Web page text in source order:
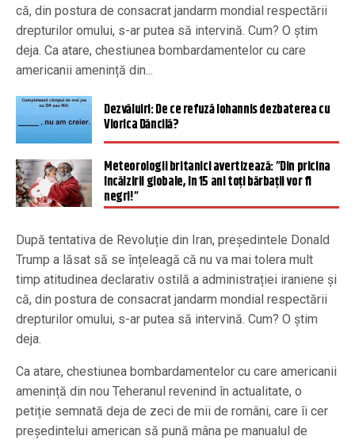
că, din postura de consacrat jandarm mondial respectării
drepturilor omului, s-ar putea să intervină. Cum? O știm
deja. Ca atare, chestiunea bombardamentelor cu care
americanii amenință din...
Dezvăluiri: De ce refuză Iohannis dezbaterea cu
Viorica Dăncilă?
Meteorologii britanici avertizează: ”Din pricina
încălzirii globale, în 15 ani toți bărbații vor fi
negri!”
După tentativa de Revoluție din Iran, președintele Donald
Trump a lăsat să se înțeleagă că nu va mai tolera mult
timp atitudinea declarativ ostilă a administrației iraniene și
că, din postura de consacrat jandarm mondial respectării
drepturilor omului, s-ar putea să intervină. Cum? O știm
deja.
Ca atare, chestiunea bombardamentelor cu care americanii
amenință din nou Teheranul revenind în actualitate, o
petiție semnată deja de zeci de mii de români, care îi cer
președintelui american să pună mâna pe manualul de